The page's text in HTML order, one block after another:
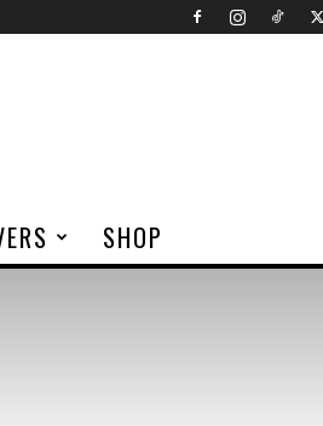
SHOP